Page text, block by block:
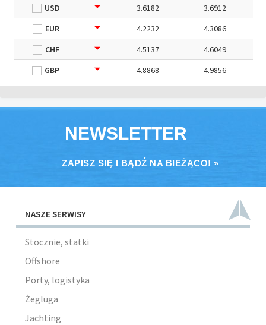
USD
3.6182
3.6912
EUR
4.2232
4.3086
CHF
4.5137
4.6049
GBP
4.8868 4.9856
NEWSLETTER
ZAPISZ SIĘ I BĄDŹ NA BIEŻĄCO! »
NASZE SERWISY
Stocznie, statki
Offshore
Porty, logistyka
Żegluga
Jachting